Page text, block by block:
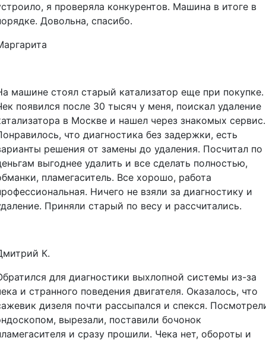
я проверяла конкурентов. Машина в итоге в
Довольна, спасибо.
машине стоял старый катализатор еще при покупке.
появился после 30 тысяч у меня, поискал удаление
в Москве и нашел через знакомых сервис.
что диагностика без задержки, есть
решения от замены до удаления. Посчитал по
выгоднее удалить и все сделать полностью,
пламегаситель. Все хорошо, работа
Ничего не взяли за диагностику и
Приняли старый по весу и рассчитались.
К.
для диагностики выхлопной системы из-за
и странного поведения двигателя. Оказалось, что
дизеля почти рассыпался и спекся.
вырезали, поставили бочонок
и сразу прошили. Чека нет, обороты и